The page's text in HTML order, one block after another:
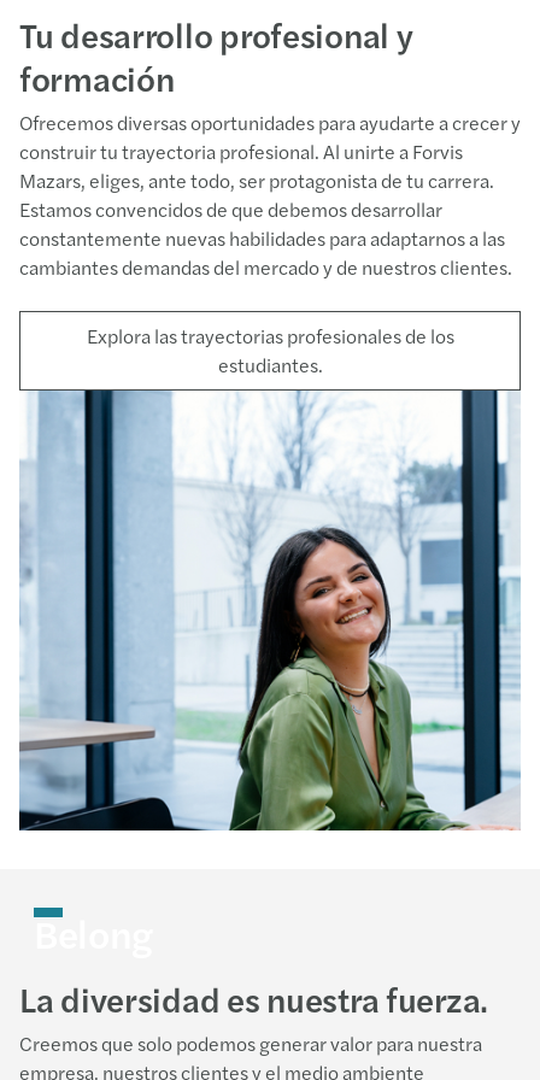
Tu desarrollo profesional y
formación
Ofrecemos diversas oportunidades para ayudarte a crecer y
construir tu trayectoria profesional. Al unirte a Forvis
Mazars, eliges, ante todo, ser protagonista de tu carrera.
Estamos convencidos de que debemos desarrollar
constantemente nuevas habilidades para adaptarnos a las
cambiantes demandas del mercado y de nuestros clientes.
Explora las trayectorias profesionales de los
estudiantes.
Belong
La diversidad es nuestra fuerza.
Creemos que solo podemos generar valor para nuestra
empresa, nuestros clientes y el medio ambiente